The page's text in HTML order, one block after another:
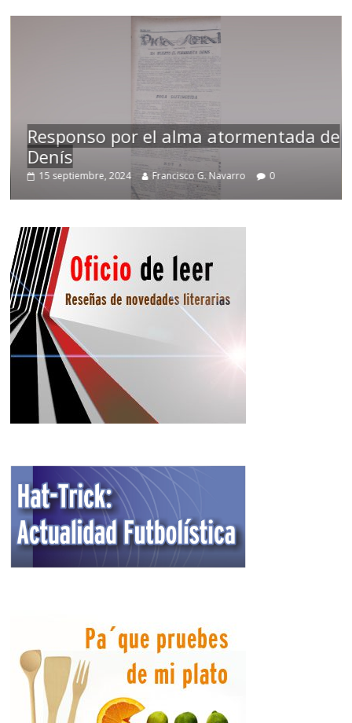
Responso por el alma atormentada de
Denís
15 septiembre, 2024 Francisco G. Navarro 0